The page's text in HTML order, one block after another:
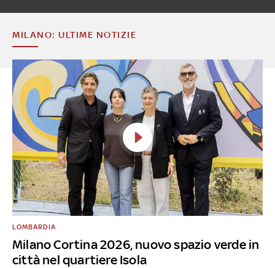
MILANO: ULTIME NOTIZIE
Milano Cortina 2026, nuovo spazio verde in
città nel quartiere Isola
LOMBARDIA